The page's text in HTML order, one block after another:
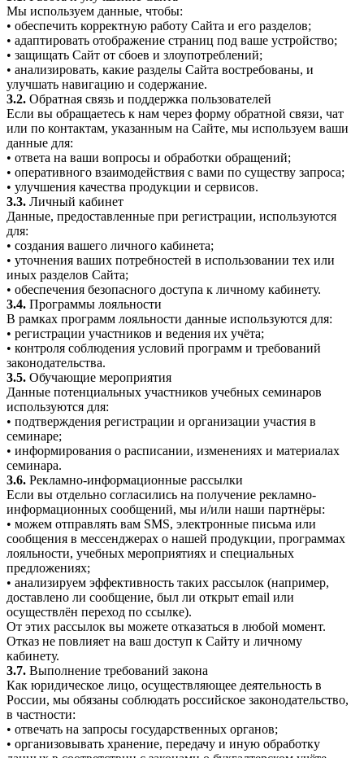
Мы используем данные, чтобы:
• обеспечить корректную работу Сайта и его разделов;
• адаптировать отображение страниц под ваше устройство;
• защищать Сайт от сбоев и злоупотреблений;
• анализировать, какие разделы Сайта востребованы, и
улучшать навигацию и содержание.
3.2. Обратная связь и поддержка пользователей
Если вы обращаетесь к нам через форму обратной связи, чат
или по контактам, указанным на Сайте, мы используем ваши
данные для:
• ответа на ваши вопросы и обработки обращений;
• оперативного взаимодействия с вами по существу запроса;
• улучшения качества продукции и сервисов.
3.3. Личный кабинет
Данные, предоставленные при регистрации, используются
для:
• создания вашего личного кабинета;
• уточнения ваших потребностей в использовании тех или
иных разделов Сайта;
• обеспечения безопасного доступа к личному кабинету.
3.4. Программы лояльности
В рамках программ лояльности данные используются для:
• регистрации участников и ведения их учёта;
• контроля соблюдения условий программ и требований
законодательства.
3.5. Обучающие мероприятия
Данные потенциальных участников учебных семинаров
используются для:
• подтверждения регистрации и организации участия в
семинаре;
• информирования о расписании, изменениях и материалах
семинара.
3.6. Рекламно-информационные рассылки
Если вы отдельно согласились на получение рекламно-
информационных сообщений, мы и/или наши партнёры:
• можем отправлять вам SMS, электронные письма или
сообщения в мессенджерах о нашей продукции, программах
лояльности, учебных мероприятиях и специальных
предложениях;
• анализируем эффективность таких рассылок (например,
доставлено ли сообщение, был ли открыт email или
осуществлён переход по ссылке).
От этих рассылок вы можете отказаться в любой момент.
Отказ не повлияет на ваш доступ к Сайту и личному
кабинету.
3.7. Выполнение требований закона
Как юридическое лицо, осуществляющее деятельность в
России, мы обязаны соблюдать российское законодательство,
в частности:
• отвечать на запросы государственных органов;
• организовывать хранение, передачу и иную обработку